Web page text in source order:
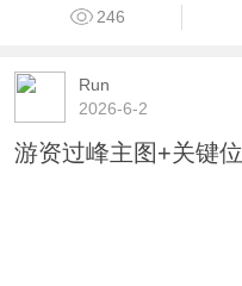
246
Run
2026-6-2
游资过峰主图+关键